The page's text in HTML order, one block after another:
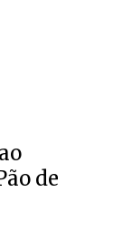
de